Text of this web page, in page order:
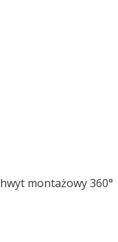
montażowy 360°